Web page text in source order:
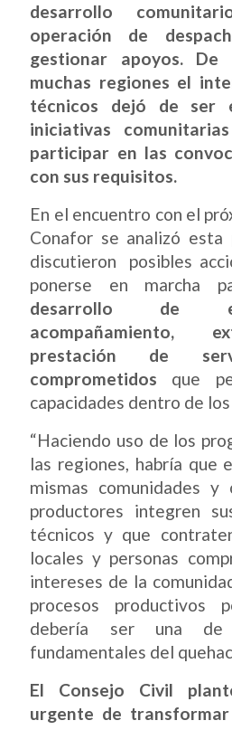
desarrollo
operación de
gestionar apoyos.
muchas regiones el
técnicos dejó de ser
iniciativas
participar en las
con sus requisitos.
En el encuentro con el
Conafor se analizó esta
discutieron posibles
ponerse en marcha
desarrollo de
acompañamiento,
prestación de
comprometidos que
capacidades dentro de
“Haciendo uso de los
las regiones, habría que
mismas comunidades y
productores integren
técnicos y que
locales y personas
intereses de la
procesos productivos
debería ser una de
fundamentales del
El Consejo Civil
urgente de